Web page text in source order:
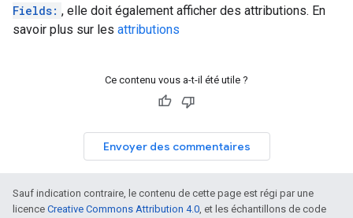
Fields: , elle doit également afficher des attributions. En
savoir plus sur les attributions
Ce contenu vous a-t-il été utile ?
Envoyer des commentaires
Sauf indication contraire, le contenu de cette page est régi par une
licence Creative Commons Attribution 4.0, et les échantillons de code